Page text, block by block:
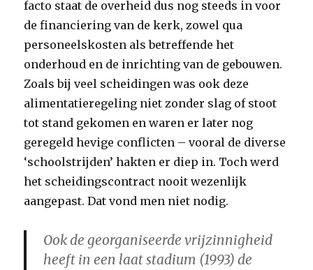
facto staat de overheid dus nog steeds in voor
de financiering van de kerk, zowel qua
personeelskosten als betreffende het
onderhoud en de inrichting van de gebouwen.
Zoals bij veel scheidingen was ook deze
alimentatieregeling niet zonder slag of stoot
tot stand gekomen en waren er later nog
geregeld hevige conflicten – vooral de diverse
‘schoolstrijden’ hakten er diep in. Toch werd
het scheidingscontract nooit wezenlijk
aangepast. Dat vond men niet nodig.
Ook de georganiseerde vrijzinnigheid
heeft in een laat stadium (1993) de